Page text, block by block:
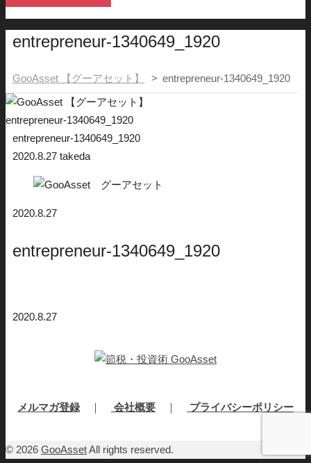
entrepreneur-1340649_1920
GooAsset 【グーアセット】 > entrepreneur-1340649_1920
entrepreneur-1340649_1920
entrepreneur-1340649_1920
2020.8.27 takeda
2020.8.27
entrepreneur-1340649_1920
2020.8.27
メルマガ登録｜ 会社概要 ｜ プライバシーポリシー
© 2026 GooAssetAll rights reserved.